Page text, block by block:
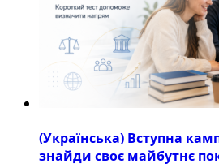
(Українська) Вступна
знайди своє майбутнє